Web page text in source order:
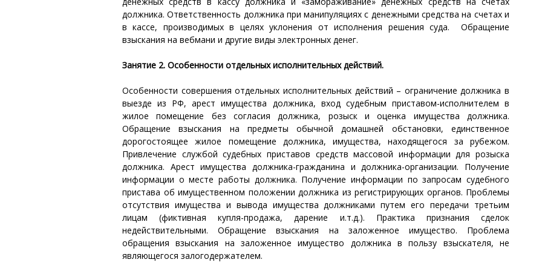
должника. Ответственность должника при манипуляциях с денежными средства на счетах и
в кассе, производимых в целях уклонения от исполнения решения суда. Обращение
взыскания на вебмани и другие виды электронных денег.
Занятие 2. Особенности отдельных исполнительных действий.
Особенности совершения отдельных исполнительных действий – ограничение должника в
выезде из РФ, арест имущества должника, вход судебным приставом-исполнителем в
жилое помещение без согласия должника, розыск и оценка имущества должника.
Обращение взыскания на предметы обычной домашней обстановки, единственное
дорогостоящее жилое помещение должника, имущества, находящегося за рубежом.
Привлечение службой судебных приставов средств массовой информации для розыска
должника. Арест имущества должника-гражданина и должника-организации. Получение
информации о месте работы должника. Получение информации по запросам судебного
пристава об имущественном положении должника из регистрирующих органов. Проблемы
отсутствия имущества и вывода имущества должниками путем его передачи третьим
лицам (фиктивная купля-продажа, дарение и.т.д.). Практика признания сделок
недействительными. Обращение взыскания на заложенное имущество. Проблема
обращения взыскания на заложенное имущество должника в пользу взыскателя, не
являющегося залогодержателем.